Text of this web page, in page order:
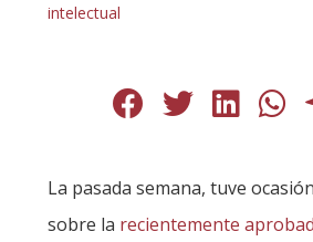
intelectual
La pasada semana, tuve
sobre la recientemente